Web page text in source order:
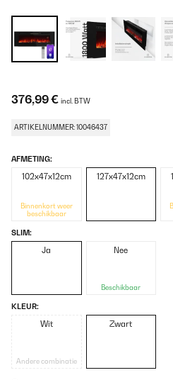
376,99 € incl. BTW
ARTIKELNUMMER: 10046437
AFMETING:
102x47x12cm
Binnenkort weer
beschikbaar
127x47x12cm
SLIM:
Ja Nee
Beschikbaar
KLEUR:
Wit
Andere combinatie
Zwart